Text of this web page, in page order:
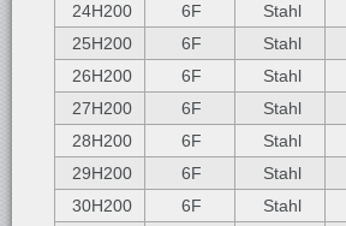
24H200
6F Stahl
25H200
6F Stahl
26H200
6F Stahl
27H200
6F Stahl
28H200
6F Stahl
29H200
6F Stahl
30H200
6F Stahl